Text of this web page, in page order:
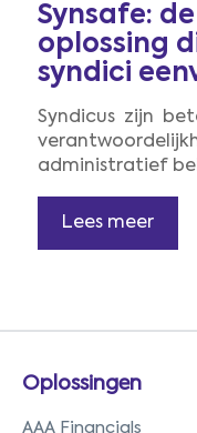
Synsafe:
oplossing
syndici
Syndicus zijn
administratief
Lees meer
Oplossingen
AAA Financials